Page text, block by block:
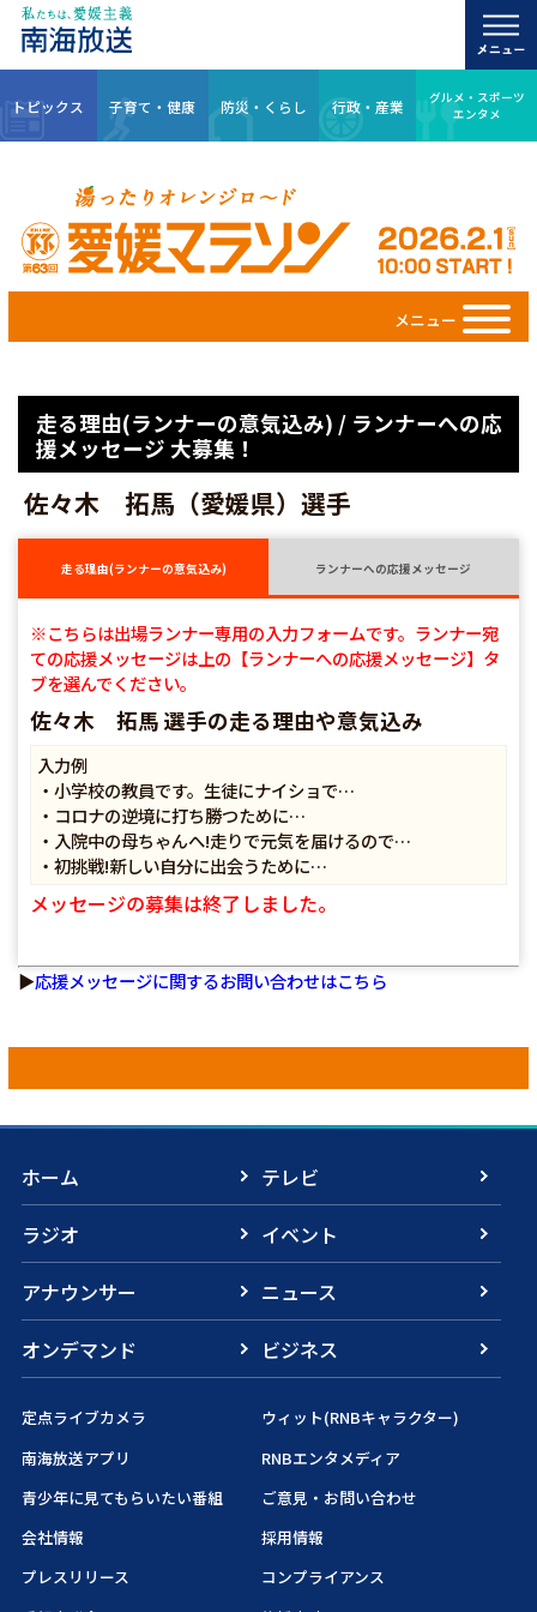
トピックス 子育て・健康 防災・くらし 行政・産業
グルメ・スポーツ
エンタメ
メニュー
走る理由(ランナーの意気込み) / ランナーへの応
援メッセージ 大募集！
佐々木 拓馬（愛媛県）選手
走る理由(ランナーの意気込み) ランナーへの応援メッセージ
※こちらは出場ランナー専用の入力フォームです。ランナー宛
ての応援メッセージは上の【ランナーへの応援メッセージ】タ
ブを選んでください。
佐々木 拓馬 選手の走る理由や意気込み
入力例
・小学校の教員です。生徒にナイショで…
・コロナの逆境に打ち勝つために…
・入院中の母ちゃんへ!走りで元気を届けるので…
・初挑戦!新しい自分に出会うために…
メッセージの募集は終了しました。
▶応援メッセージに関するお問い合わせはこちら
ホーム
テレビ
ラジオ
イベント
アナウンサー
ニュース
オンデマンド
ビジネス
定点ライブカメラ
ウィット(RNBキャラクター)
南海放送アプリ
RNBエンタメディア
青少年に見てもらいたい番組
ご意見・お問い合わせ
会社情報
採用情報
プレスリリース
コンプライアンス